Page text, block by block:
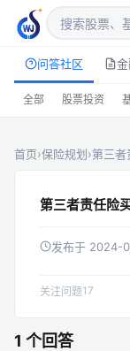
问答社区
全部 股票投资
首页›保险规划›第三
第三者责任险
发布于 2024-
关注问题17
1 个回答